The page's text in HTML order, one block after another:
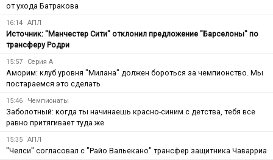
от ухода Батракова
16:14 АПЛ
Источник: "Манчестер Сити" отклонил предложение "Барселоны" по
трансферу Родри
15:57 Серия А
Аморим: клуб уровня "Милана" должен бороться за чемпионство. Мы
постараемся это сделать
15:46 Чемпионаты
Заболотный: когда ты начинаешь красно-синим с детства, тебя все
равно притягивает туда же
15:35 АПЛ
"Челси" согласовал с "Райо Вальекано" трансфер защитника Чаварриа